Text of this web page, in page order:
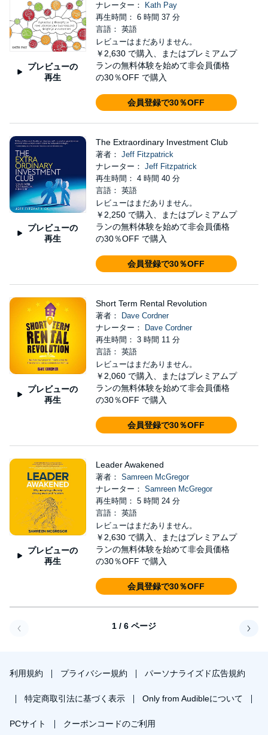
プレビューの
再生
ナレーター：
Kath Pay
再生時間： 6 時間 37 分
言語： 英語
レビューはまだありません。
￥2,630 で購入、またはプレミアムプ
ランの無料体験を始めて非会員価格
の30％OFF で購入
会員登録で30％OFF
プレビューの
再生
The Extraordinary Investment Club
著者： Jeff Fitzpatrick
ナレーター： Jeff Fitzpatrick
再生時間： 4 時間 40 分
言語： 英語
レビューはまだありません。
￥2,250 で購入、またはプレミアムプ
ランの無料体験を始めて非会員価格
の30％OFF で購入
会員登録で30％OFF
プレビューの
再生
Short Term Rental Revolution
著者：
Dave Cordner
ナレーター：
Dave Cordner
再生時間： 3 時間 11 分
言語： 英語
レビューはまだありません。
￥2,060 で購入、またはプレミアムプ
ランの無料体験を始めて非会員価格
の30％OFF で購入
会員登録で30％OFF
プレビューの
再生
Leader Awakened
著者： Samreen McGregor
ナレーター： Samreen McGregor
再生時間： 5 時間 24 分
言語： 英語
レビューはまだありません。
￥2,630 で購入、またはプレミアムプ
ランの無料体験を始めて非会員価格
の30％OFF で購入
会員登録で30％OFF
1 / 6 ページ
利用規約 プライバシー規約 パーソナライズド広告規約
特定商取引法に基づく表示 Only from Audibleについて
PCサイト クーポンコードのご利用